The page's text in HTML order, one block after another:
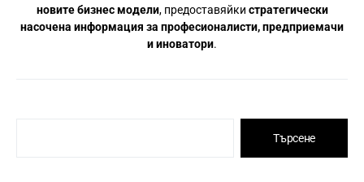
новите бизнес модели, предоставяйки стратегически
насочена информация за професионалисти, предприемачи
и иноватори.
Търсене